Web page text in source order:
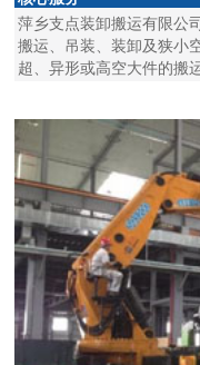
萍乡支点装卸搬运有限公
搬运、吊装、装卸及狭小
超、异形或高空大件的搬